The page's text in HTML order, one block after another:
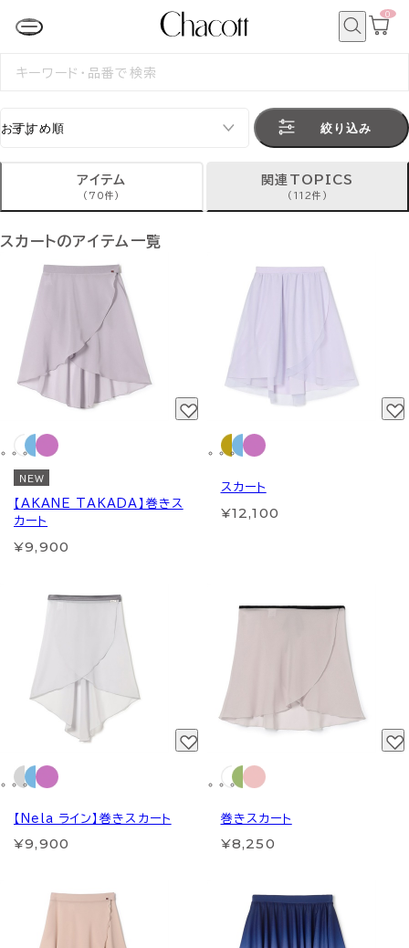
カ
0
検
絞り込み
アイテム
(70件)
関連TOPICS
(112件)
スカートのアイテム一覧
NEW
【AKANE TAKADA】巻きス
カート
¥9,900
スカート
¥12,100
【Nela ライン】巻きスカート
¥9,900
巻きスカート
¥8,250